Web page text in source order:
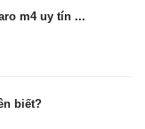
m4 uy tín ...
biết?